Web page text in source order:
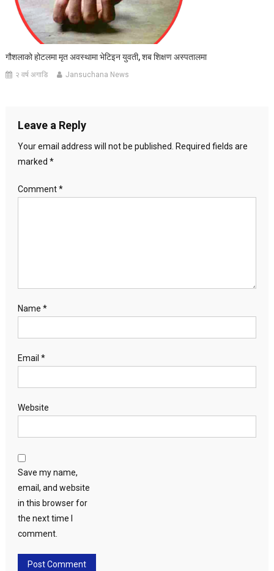
गौशलाको होटलमा मृत अवस्थामा भेटिइन युवती, शब शिक्षण अस्पतालमा
२ वर्ष अगाडि Jansuchana News
Leave a Reply
Your email address will not be published.
Required fields are
marked *
Comment*
Name *
Email *
Website
Save my name,
email, and website
in this browser for
the next time I
comment.